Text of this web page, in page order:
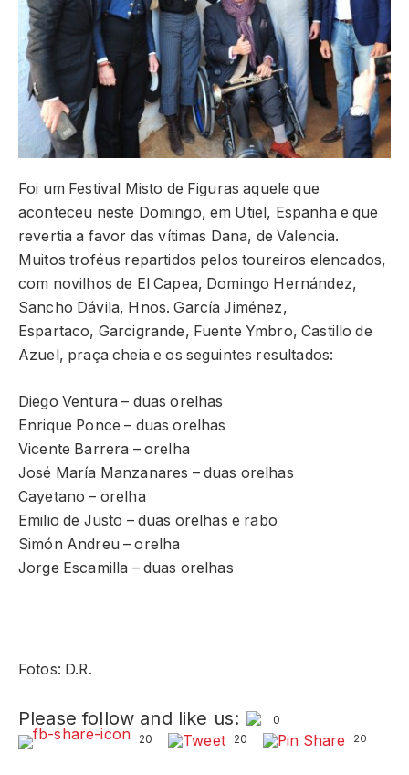
Foi um Festival Misto de Figuras aquele que
aconteceu neste Domingo, em Utiel, Espanha e que
revertia a favor das vítimas Dana, de Valencia.
Muitos troféus repartidos pelos toureiros elencados,
com novilhos de El Capea, Domingo Hernández,
Sancho Dávila, Hnos. García Jiménez,
Espartaco, Garcigrande, Fuente Ymbro, Castillo de
Azuel, praça cheia e os seguintes resultados:
Diego Ventura – duas orelhas
Enrique Ponce – duas orelhas
Vicente Barrera – orelha
José María Manzanares – duas orelhas
Cayetano – orelha
Emilio de Justo – duas orelhas e rabo
Simón Andreu – orelha
Jorge Escamilla – duas orelhas
Fotos: D.R.
Please follow and like us:
0
20
20 20